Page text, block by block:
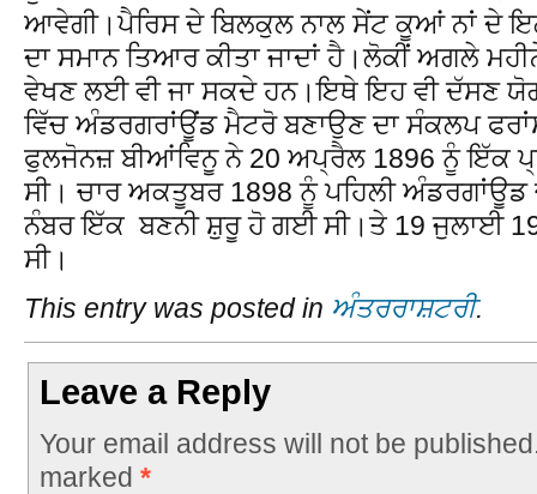
ਆਵੇਗੀ।ਪੈਰਿਸ ਦੇ ਬਿਲਕੁਲ ਨਾਲ ਸੇਂਟ ਕੂਆਂ ਨਾਂ ਦੇ
ਦਾ ਸਮਾਨ ਤਿਆਰ ਕੀਤਾ ਜਾਦਾਂ ਹੈ।ਲੋਕੀਂ ਅਗਲੇ
ਵੇਖਣ ਲਈ ਵੀ ਜਾ ਸਕਦੇ ਹਨ।ਇਥੇ ਇਹ ਵੀ ਦੱਸਣ
ਵਿੱਚ ਅੰਡਰਗਰਾਂਊਂਡ ਮੈਟਰੋ ਬਣਾਉਣ ਦਾ ਸੰਕਲਪ
ਫੁਲਜੋਨਜ਼ ਬੀਆਂਵਿਨੂ ਨੇ 20 ਅਪ੍ਰੈਲ 1896 ਨੂੰ ਇੱਕ
ਸੀ। ਚਾਰ ਅਕਤੂਬਰ 1898 ਨੂੰ ਪਹਿਲੀ ਅੰਡਰਗਾਂਊਡ
ਨੰਬਰ ਇੱਕ ਬਣਨੀ ਸ਼ੁਰੂ ਹੋ ਗਈ ਸੀ।ਤੇ 19 ਜੁਲਾਈ
ਸੀ।
This entry was posted in ਅੰਤਰਰਾਸ਼ਟਰੀ.
Leave a Reply
Your email address will not be
marked *